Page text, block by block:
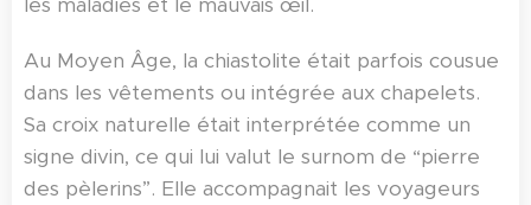
Au Moyen Âge, la chiastolite était parfois cousue
dans les vêtements ou intégrée aux chapelets.
Sa croix naturelle était interprétée comme un
signe divin, ce qui lui valut le surnom de “pierre
des pèlerins”. Elle accompagnait les voyageurs